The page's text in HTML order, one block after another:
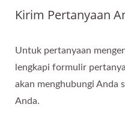
Kirim Pertanyaan
Untuk pertanyaan
lengkapi formulir
akan menghubungi Anda
Anda.